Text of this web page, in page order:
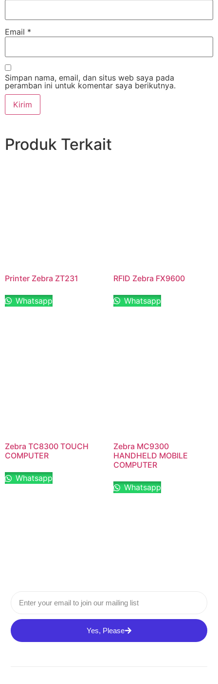
Email *
Simpan nama, email, dan situs web saya pada
peramban ini untuk komentar saya berikutnya.
Produk Terkait
Printer Zebra ZT231
Whatsapp
RFID Zebra FX9600
Whatsapp
Zebra TC8300 TOUCH
COMPUTER
Whatsapp
Zebra MC9300
HANDHELD MOBILE
COMPUTER
Whatsapp
Yes, Please